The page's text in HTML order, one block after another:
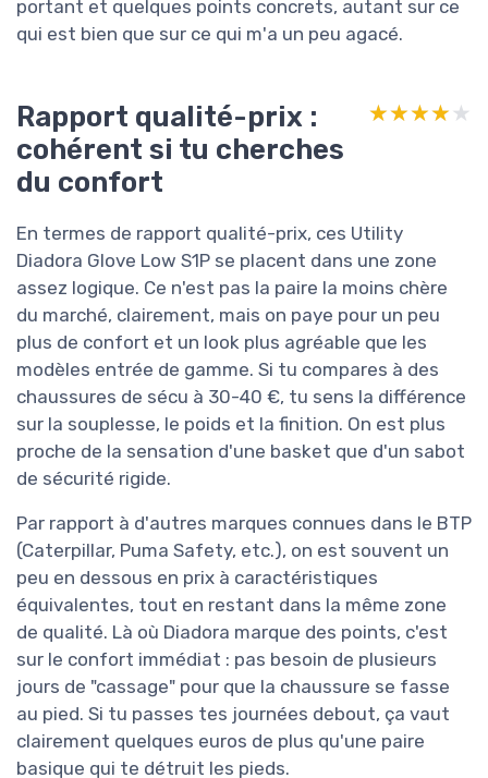
portant et quelques points concrets, autant sur ce
qui est bien que sur ce qui m'a un peu agacé.
Rapport qualité-prix :
cohérent si tu cherches
du confort
★★★★★
★★★★★
En termes de rapport qualité-prix, ces Utility
Diadora Glove Low S1P se placent dans une zone
assez logique. Ce n'est pas la paire la moins chère
du marché, clairement, mais on paye pour un peu
plus de confort et un look plus agréable que les
modèles entrée de gamme. Si tu compares à des
chaussures de sécu à 30-40 €, tu sens la différence
sur la souplesse, le poids et la finition. On est plus
proche de la sensation d'une basket que d'un sabot
de sécurité rigide.
Par rapport à d'autres marques connues dans le BTP
(Caterpillar, Puma Safety, etc.), on est souvent un
peu en dessous en prix à caractéristiques
équivalentes, tout en restant dans la même zone
de qualité. Là où Diadora marque des points, c'est
sur le confort immédiat : pas besoin de plusieurs
jours de "cassage" pour que la chaussure se fasse
au pied. Si tu passes tes journées debout, ça vaut
clairement quelques euros de plus qu'une paire
basique qui te détruit les pieds.